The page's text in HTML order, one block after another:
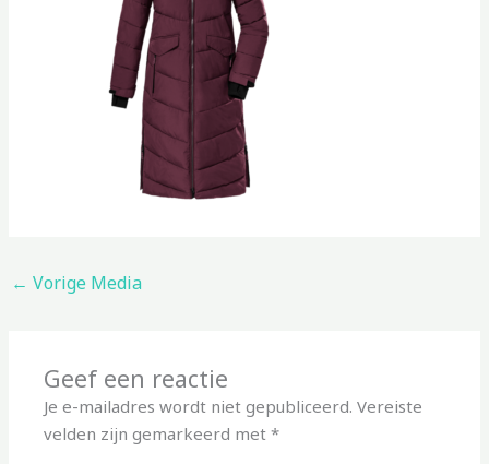
← Vorige Media
Geef een reactie
Je e-mailadres wordt niet gepubliceerd. Vereiste
velden zijn gemarkeerd met*